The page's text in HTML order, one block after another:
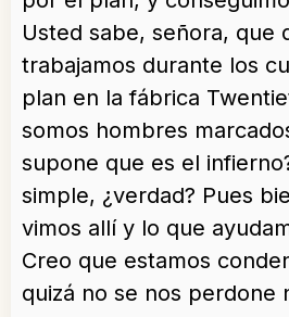
Usted sabe, señora, que
trabajamos durante los
plan en la fábrica
somos hombres
supone que es el
simple, ¿verdad? Pues
vimos allí y lo que
Creo que estamos
quizá no se nos perdone